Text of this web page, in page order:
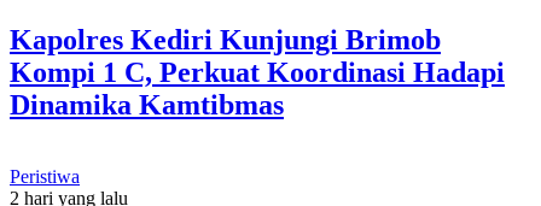
Kapolres Kediri Kunjungi Brimob
Kompi 1 C, Perkuat Koordinasi Hadapi
Dinamika Kamtibmas
Peristiwa
2 hari yang lalu